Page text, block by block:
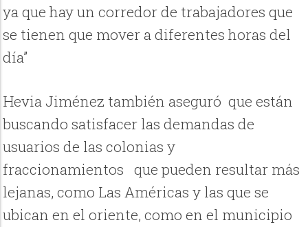
ya que hay un corredor de trabajadores que
se tienen que mover a diferentes horas del
día”
Hevia Jiménez también aseguró que están
buscando satisfacer las demandas de
usuarios de las colonias y
fraccionamientos que pueden resultar más
lejanas, como Las Américas y las que se
ubican en el oriente, como en el municipio